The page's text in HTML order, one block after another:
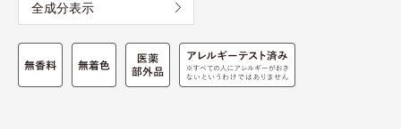
全成分表示